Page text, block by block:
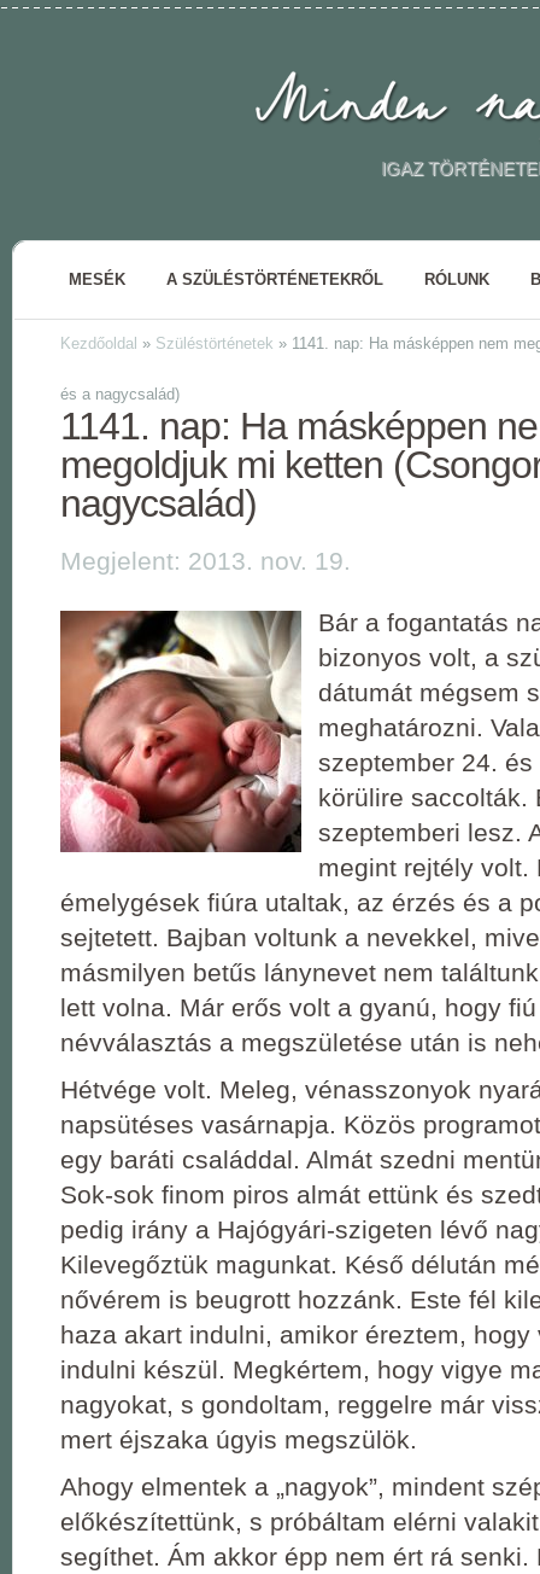
IGAZ
MESÉK A SZÜLÉSTÖRTÉNETEKRŐL RÓLUNK
Kezdőoldal » Szüléstörténetek » 1141. nap: Ha másképpen nem
és a nagycsalád)
1141. nap: Ha másképpen
megoldjuk mi ketten
nagycsalád)
Megjelent: 2013. nov. 19.
Bár a fogantatás
bizonyos volt, a
dátumát mégsem
meghatározni.
szeptember 24. és
körülire saccolták.
szeptemberi lesz.
megint rejtély volt.
émelygések fiúra utaltak, az érzés és a
sejtetett. Bajban voltunk a nevekkel,
másmilyen betűs lánynevet nem
lett volna. Már erős volt a gyanú, hogy
névválasztás a megszületése után is
Hétvége volt. Meleg, vénasszonyok
napsütéses vasárnapja. Közös
egy baráti családdal. Almát szedni
Sok-sok finom piros almát ettünk és
pedig irány a Hajógyári-szigeten lévő
Kilevegőztük magunkat. Késő délután
nővérem is beugrott hozzánk. Este fél
haza akart indulni, amikor éreztem, hogy
indulni készül. Megkértem, hogy vigye
nagyokat, s gondoltam, reggelre már
mert éjszaka úgyis megszülök.
Ahogy elmentek a „nagyok”, mindent
előkészítettünk, s próbáltam elérni
segíthet. Ám akkor épp nem ért rá senki.